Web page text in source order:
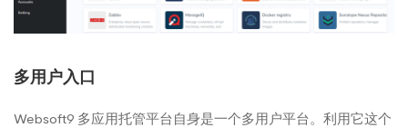
多用户入口
Websoft9 多应用托管平台自身是一个多用户平台。利用它这个